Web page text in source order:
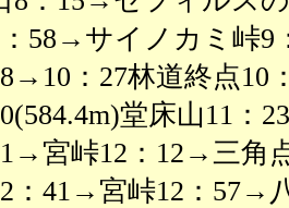
58→サイノカミ峠9
：27林道終点10
堂床山11：
宮峠12：12→三角
：41→宮峠12：57→